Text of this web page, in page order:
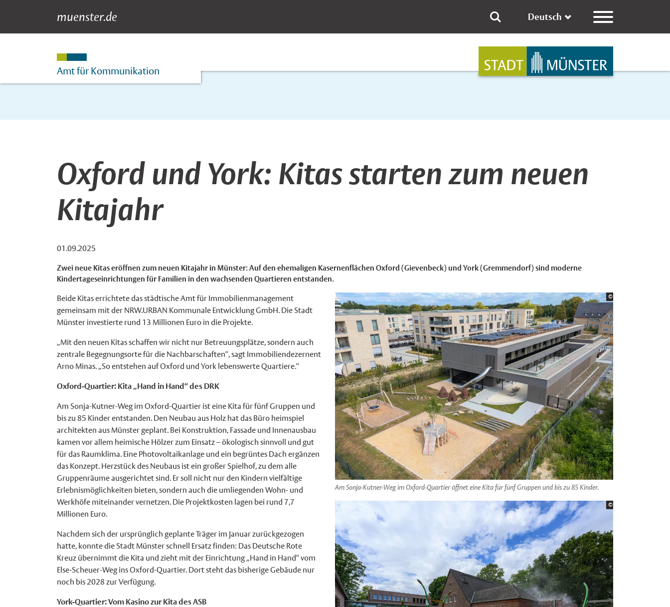
Newsdetail
muenster.de Deutsch
Amt für Kommunikation
Oxford und York: Kitas starten zum neuen
Kitajahr
01.09.2025
Zwei neue Kitas eröffnen zum neuen Kitajahr in Münster: Auf den ehemaligen Kasernenflächen Oxford (Gievenbeck) und York (Gremmendorf) sind moderne
Kindertageseinrichtungen für Familien in den wachsenden Quartieren entstanden.
©
Am Sonja-Kutner-Weg im Oxford-Quartier öffnet eine Kita für fünf Gruppen und bis zu 85 Kinder.
©
Beide Kitas errichtete das städtische Amt für Immobilienmanagement
gemeinsam mit der NRW.URBAN Kommunale Entwicklung GmbH. Die Stadt
Münster investierte rund 13 Millionen Euro in die Projekte.
„Mit den neuen Kitas schaffen wir nicht nur Betreuungsplätze, sondern auch
zentrale Begegnungsorte für die Nachbarschaften“, sagt Immobiliendezernent
Arno Minas. „So entstehen auf Oxford und York lebenswerte Quartiere.“
Oxford-Quartier: Kita „Hand in Hand“ des DRK
Am Sonja-Kutner-Weg im Oxford-Quartier ist eine Kita für fünf Gruppen und
bis zu 85 Kinder entstanden. Den Neubau aus Holz hat das Büro heimspiel
architekten aus Münster geplant. Bei Konstruktion, Fassade und Innenausbau
kamen vor allem heimische Hölzer zum Einsatz – ökologisch sinnvoll und gut
für das Raumklima. Eine Photovoltaikanlage und ein begrüntes Dach ergänzen
das Konzept. Herzstück des Neubaus ist ein großer Spielhof, zu dem alle
Gruppenräume ausgerichtet sind. Er soll nicht nur den Kindern vielfältige
Erlebnismöglichkeiten bieten, sondern auch die umliegenden Wohn- und
Werkhöfe miteinander vernetzen. Die Projektkosten lagen bei rund 7,7
Millionen Euro.
Nachdem sich der ursprünglich geplante Träger im Januar zurückgezogen
hatte, konnte die Stadt Münster schnell Ersatz finden: Das Deutsche Rote
Kreuz übernimmt die Kita und zieht mit der Einrichtung „Hand in Hand“ vom
Else-Scheuer-Weg ins Oxford-Quartier. Dort steht das bisherige Gebäude nur
noch bis 2028 zur Verfügung.
York-Quartier: Vom Kasino zur Kita des ASB